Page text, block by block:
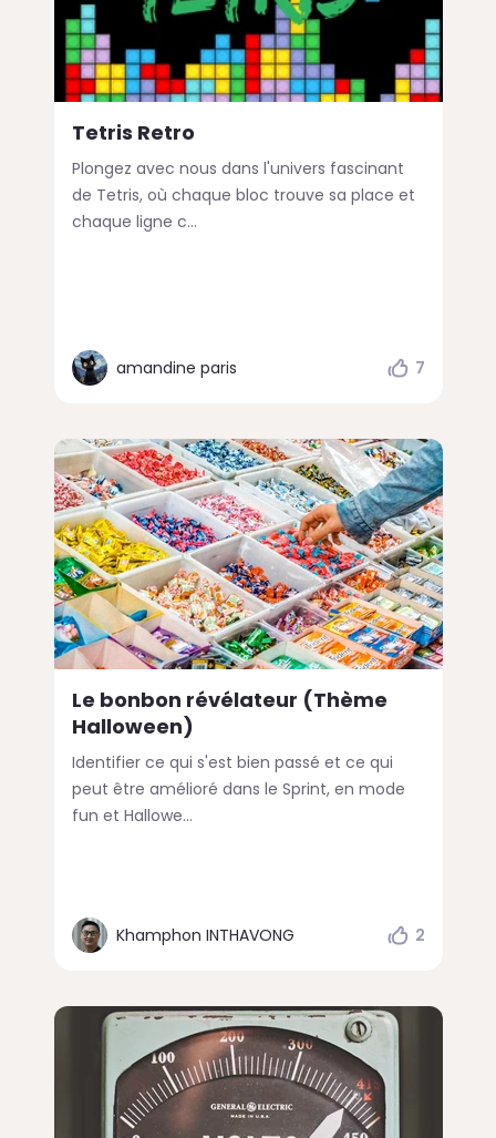
Tetris Retro
Plongez avec nous dans l'univers fascinant
de Tetris, où chaque bloc trouve sa place et
chaque ligne c...
amandine paris 7
Le bonbon révélateur (Thème
Halloween)
Identifier ce qui s'est bien passé et ce qui
peut être amélioré dans le Sprint, en mode
fun et Hallowe...
Khamphon INTHAVONG 2